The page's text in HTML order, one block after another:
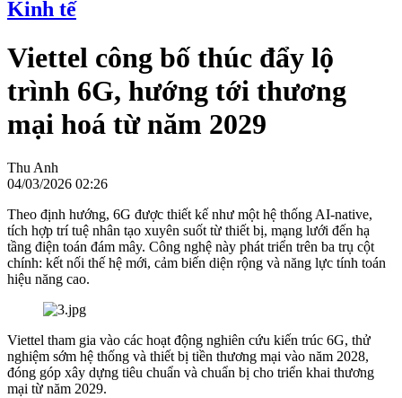
Kinh tế
Viettel công bố thúc đẩy lộ
trình 6G, hướng tới thương
mại hoá từ năm 2029
Thu Anh
04/03/2026 02:26
Theo định hướng, 6G được thiết kế như một hệ thống AI-native,
tích hợp trí tuệ nhân tạo xuyên suốt từ thiết bị, mạng lưới đến hạ
tầng điện toán đám mây. Công nghệ này phát triển trên ba trụ cột
chính: kết nối thế hệ mới, cảm biến diện rộng và năng lực tính toán
hiệu năng cao.
Viettel tham gia vào các hoạt động nghiên cứu kiến trúc 6G, thử
nghiệm sớm hệ thống và thiết bị tiền thương mại vào năm 2028,
đóng góp xây dựng tiêu chuẩn và chuẩn bị cho triển khai thương
mại từ năm 2029.